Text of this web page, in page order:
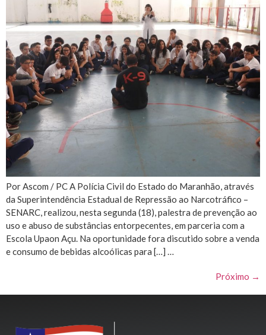
Por Ascom / PC A Polícia Civil do Estado do Maranhão, através
da Superintendência Estadual de Repressão ao Narcotráfico –
SENARC, realizou, nesta segunda (18), palestra de prevenção ao
uso e abuso de substâncias entorpecentes, em parceria com a
Escola Upaon Açu. Na oportunidade fora discutido sobre a venda
e consumo de bebidas alcoólicas para […] …
Próximo →